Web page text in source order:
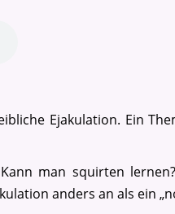
Ejakulation. Ein
man squirten
anders an als ein